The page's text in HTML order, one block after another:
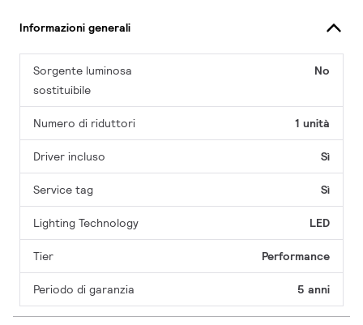
Informazioni generali
Sorgente luminosa
sostituibile
No
Numero di riduttori 1 unità
Driver incluso Sì
Service tag Sì
Lighting Technology LED
Tier Performance
Periodo di garanzia 5 anni